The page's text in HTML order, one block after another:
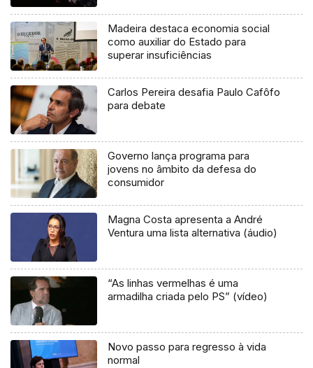
Madeira destaca economia social
como auxiliar do Estado para
superar insuficiências
Carlos Pereira desafia Paulo Cafôfo
para debate
Governo lança programa para
jovens no âmbito da defesa do
consumidor
Magna Costa apresenta a André
Ventura uma lista alternativa (áudio)
“As linhas vermelhas é uma
armadilha criada pelo PS” (vídeo)
Novo passo para regresso à vida
normal